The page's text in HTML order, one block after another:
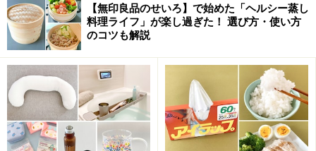
のデザインとして広く知られている。
では、次のページ
※記事内容は執筆時点のものです。最新の内容をご確認くださ
い。
【無印良品のせいろ】で始めた「ヘルシー蒸し
料理ライフ」が楽し過ぎた！ 選び方・使い方
のコツも解説